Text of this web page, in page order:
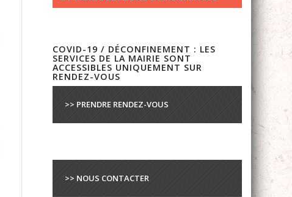
COVID-19 / DÉCONFINEMENT : LES
SERVICES DE LA MAIRIE SONT
ACCESSIBLES UNIQUEMENT SUR
RENDEZ-VOUS
>> PRENDRE RENDEZ-VOUS
>> NOUS CONTACTER